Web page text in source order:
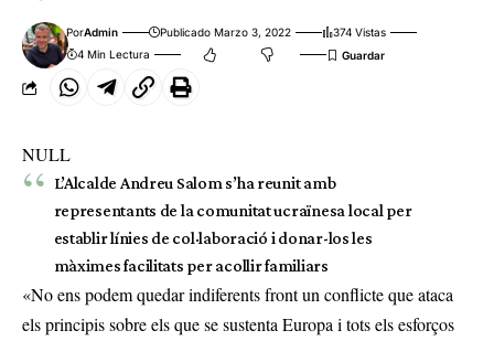
PorAdmin Publicado Marzo 3, 2022
374 Vistas
4 Min Lectura
NULL
L’Alcalde Andreu Salom s’ha reunit amb
representants de la comunitat ucraïnesa local per
establir línies de col·laboració i donar-los les
màximes facilitats per acollir familiars
«No ens podem quedar indiferents front un conflicte que ataca
els principis sobre els que se sustenta Europa i tots els esforços